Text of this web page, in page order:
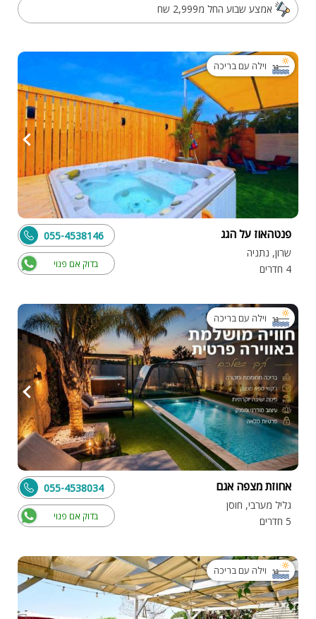
אמצע שבוע החל מ2,999 שח
וילה עם בריכה
פנטהאוז על הגג
שרון, נתניה
4 חדרים
בדוק אם פנוי
055-4538146
וילה עם בריכה
אחוזת מצפה אגם
גליל מערבי, חוסן
5 חדרים
בדוק אם פנוי
055-4538034
וילה עם בריכה